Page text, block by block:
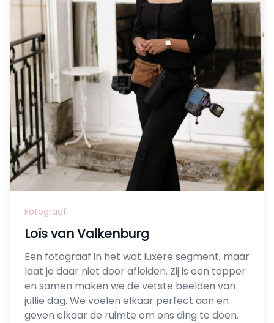
Fotograaf
Loïs van Valkenburg
Een fotograaf in het wat luxere segment, maar
laat je daar niet door afleiden. Zij is een topper
en samen maken we de vetste beelden van
jullie dag. We voelen elkaar perfect aan en
geven elkaar de ruimte om ons ding te doen.